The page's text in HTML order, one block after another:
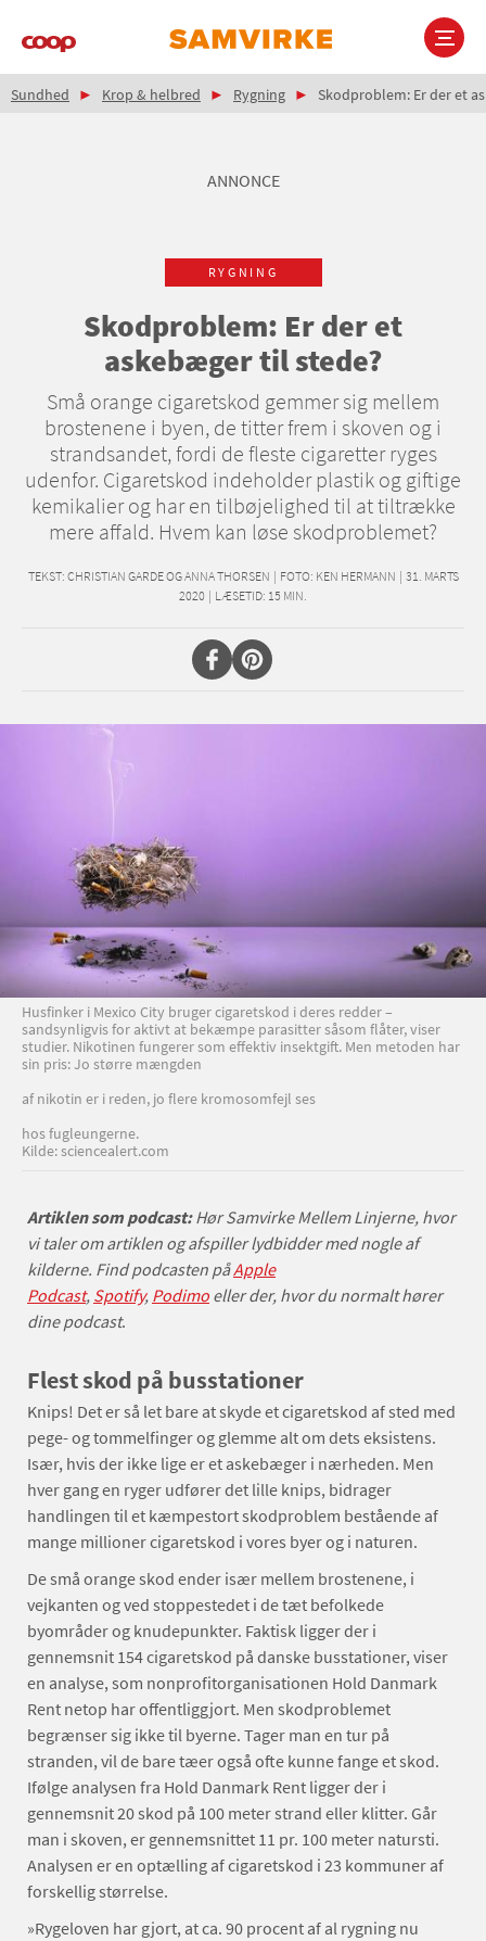
Main
Brødkrumme
Sundhed Krop & helbred Rygning Skodproblem: Er der et
ANNONCE
RYGNING
Skodproblem: Er der et
askebæger til stede?
Små orange cigaretskod gemmer sig mellem
brostenene i byen, de titter frem i skoven og i
strandsandet, fordi de fleste cigaretter ryges
udenfor. Cigaretskod indeholder plastik og giftige
kemikalier og har en tilbøjelighed til at tiltrække
mere affald. Hvem kan løse skodproblemet?
TEKST: CHRISTIAN GARDE OG ANNA THORSEN | FOTO: KEN HERMANN | 31. MARTS
2020 | LÆSETID: 15 MIN.
Husfinker i Mexico City bruger cigaretskod i deres redder –
sandsynligvis for aktivt at bekæmpe parasitter såsom flåter, viser
studier. Nikotinen fungerer som effektiv insektgift. Men metoden har
sin pris: Jo større mængden
af nikotin er i reden, jo flere kromosomfejl ses
hos fugleungerne.
Kilde: sciencealert.com
Artiklen som podcast:Hør Samvirke Mellem Linjerne, hvor
vi taler om artiklen og afspiller lydbidder med nogle af
kilderne. Find podcasten påApple
Podcast, Spotify, Podimo eller der, hvor du normalt hører
dine podcast.
Flest skod på busstationer
Knips! Det er så let bare at skyde et cigaretskod af sted med
pege- og tommelfinger og glemme alt om dets eksistens.
Især, hvis der ikke lige er et askebæger i nærheden. Men
hver gang en ryger udfører det lille knips, bidrager
handlingen til et kæmpestort skodproblem bestående af
mange millioner cigaretskod i vores byer og i naturen.
De små orange skod ender især mellem brostenene, i
vejkanten og ved stoppestedet i de tæt befolkede
byområder og knudepunkter. Faktisk ligger der i
gennemsnit 154 cigaretskod på danske busstationer, viser
en analyse, som nonprofitorganisationen Hold Danmark
Rent netop har offentliggjort. Men skodproblemet
begrænser sig ikke til byerne. Tager man en tur på
stranden, vil de bare tæer også ofte kunne fange et skod.
Ifølge analysen fra Hold Danmark Rent ligger der i
gennemsnit 20 skod på 100 meter strand eller klitter. Går
man i skoven, er gennemsnittet 11 pr. 100 meter natursti.
Analysen er en optælling af cigaretskod i 23 kommuner af
forskellig størrelse.
»Rygeloven har gjort, at ca. 90 procent af al rygning nu